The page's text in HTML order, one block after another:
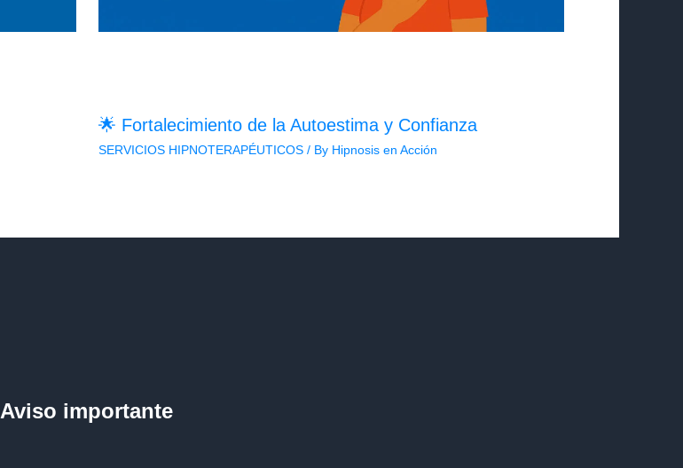
🌟 Fortalecimiento de la Autoestima y Confianza
SERVICIOS HIPNOTERAPÉUTICOS/ By Hipnosis en Acción
Aviso importante